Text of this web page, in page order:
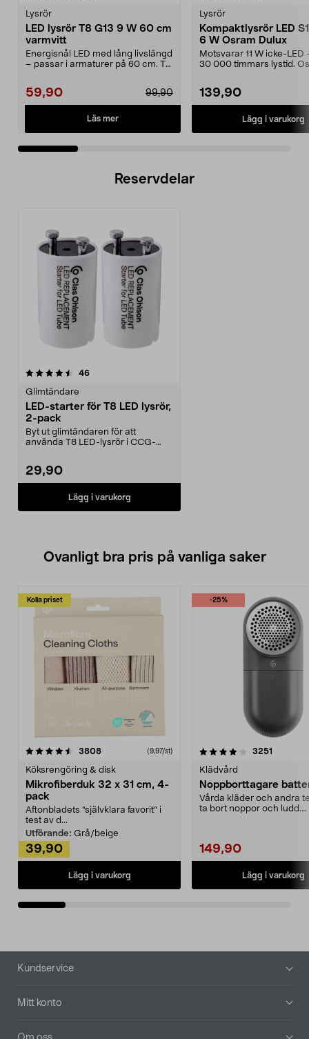
Lysrör
LED lysrör T8 G13 9 W 60 cm
varmvitt
Energisnål LED med lång livslängd
– passar i armaturer på 60 cm. T8
59,90 99,90
Läs mer
Lysrör
Kompaktlysrör LED
6 W Osram Dulux
Motsvarar 11 W icke-LED
30 000 timmars lystid.
139,90
Lägg i varukorg
Reservdelar
46recensioner
Glimtändare
LED-starter för T8 LED lysrör,
2-pack
Byt ut glimtändaren för att
använda T8 LED-lysrör i CCG-
29,90
Lägg i varukorg
Ovanligt bra pris på vanliga saker
Kolla priset
3808recensioner (9,97/st)
Köksrengöring & disk
Mikrofiberduk 32 x 31 cm, 4-
pack
Aftonbladets "självklara favorit” i
test av d...
Utförande: Grå/beige
39,90
Lägg i varukorg
-25%
4.0av 5 stjärnor 3251
Klädvård
Noppborttagare
Vårda kläder och andra
ta bort noppor och ludd.
149,90
Lägg i varukorg
4.5av 5 stjärnor
Sidfot
Kundservice
Mitt konto